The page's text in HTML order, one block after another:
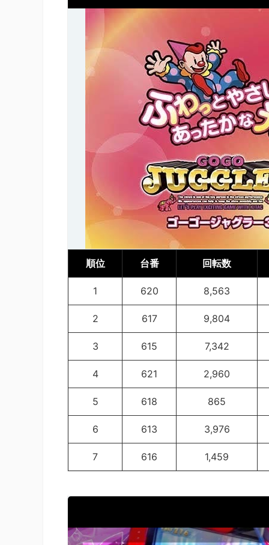
順位 台番 回転数
1 620 8,563
2 617 9,804
3 615 7,342
4 621 2,960
5 618 865
6 613 3,976
7 616 1,459